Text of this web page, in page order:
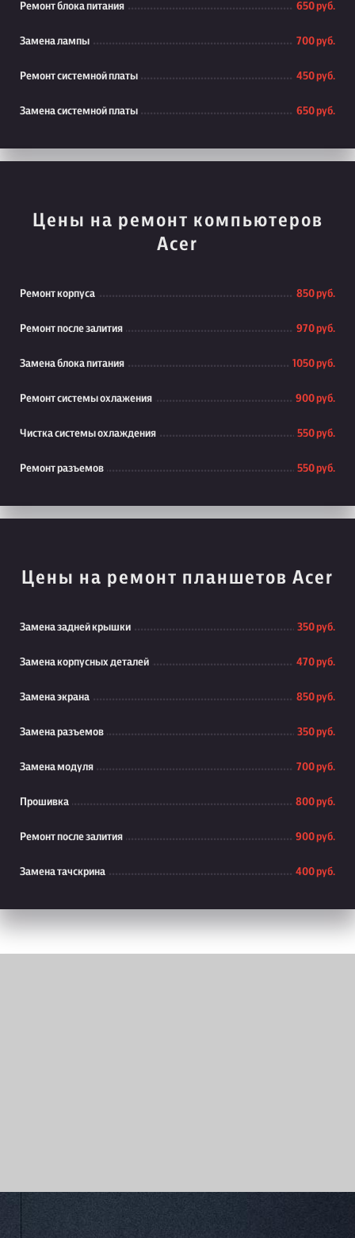
Ремонт блока питания 650 руб.
Замена лампы 700 руб.
Ремонт системной платы 450 руб.
Замена системной платы 650 руб.
Цены на ремонт компьютеров
Acer
Ремонт корпуса 850 руб.
Ремонт после залития 970 руб.
Замена блока питания 1050 руб.
Ремонт системы охлажения 900 руб.
Чистка системы охлаждения 550 руб.
Ремонт разъемов 550 руб.
Цены на ремонт планшетов Acer
Замена задней крышки 350 руб.
Замена корпусных деталей 470 руб.
Замена экрана 850 руб.
Замена разъемов 350 руб.
Замена модуля 700 руб.
Прошивка 800 руб.
Ремонт после залития 900 руб.
Замена тачскрина 400 руб.